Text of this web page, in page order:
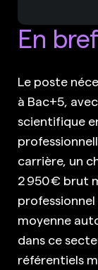
En bref
Le poste
à Bac+5,
scientifique
carrière, un
2 950 € brut
moyenne
dans ce
référentiels